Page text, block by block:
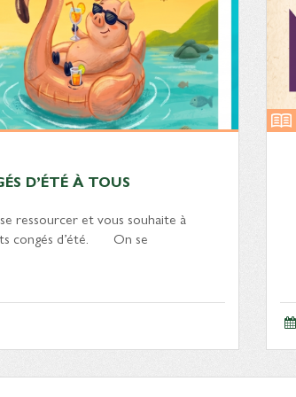
D’ÉTÉ À TOUS
ressourcer et vous souhaite à
congés d’été. On se